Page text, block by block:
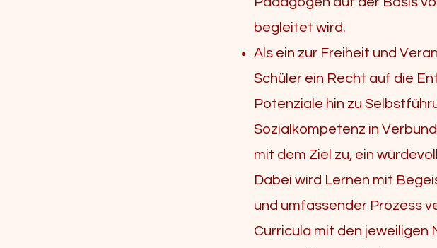
begleitet wird.
Als ein zur Freiheit und
Schüler ein Recht auf die
Potenziale hin zu
Sozialkompetenz in
mit dem Ziel zu, ein
Dabei wird Lernen mit
und umfassender Prozess
Curricula mit den jeweiligen